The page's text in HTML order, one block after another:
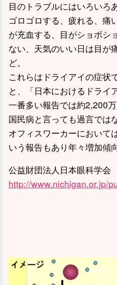
目のトラブルにはいろいろ
ゴロゴロする、疲れる、痛
が充血する、目がショボシ
ない、天気のいい日は目が
ど。
これらはドライアイの症状
と、「日本におけるドライ
一番多い報告では約2,200
国民病と言っても過言では
オフィスワーカーにおいて
いう報告もあり年々増加傾
公益財団法人日本眼科学会
http://www.nichigan.or.jp/